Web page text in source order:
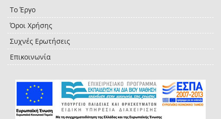
Το Έργο
Όροι Χρήσης
Συχνές Ερωτήσεις
Επικοινωνία